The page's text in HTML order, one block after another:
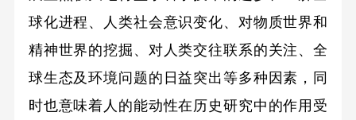
球化进程、人类社会意识变化、对物质世界和
精神世界的挖掘、对人类交往联系的关注、全
球生态及环境问题的日益突出等多种因素，同
时也意味着人的能动性在历史研究中的作用受